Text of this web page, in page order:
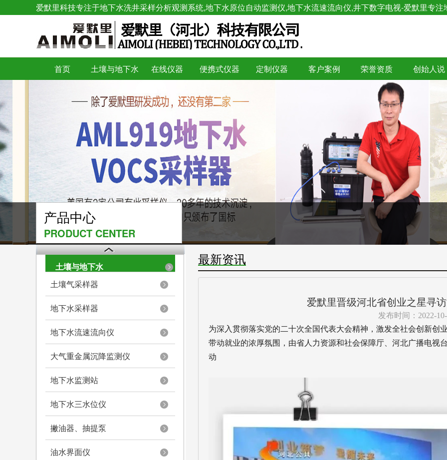
爱默里科技专注于地下水洗井采样分析观测系统,地下水原位自动监测仪,地下水流速流向仪,井下数字电视-爱默里专
首页 土壤与地下水 在线仪器 便携式仪器 定制仪器 客户案例 荣誉资质 创始人说
产品中心
PRODUCT CENTER
土壤与地下水
土壤气采样器
地下水采样器
地下水流速流向仪
大气重金属沉降监测仪
地下水监测站
地下水三水位仪
撇油器、抽提泵
油水界面仪
最新资讯
爱默里晋级河北省创业之星寻
发布时间：2022-
为深入贯彻落实党的二十次全国代表大会精神，激发全社会创新创
带动就业的浓厚氛围，由省人力资源和社会保障厅、河北广播电视
动